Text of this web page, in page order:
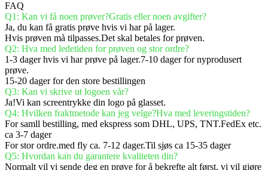
FAQ
Q1: Kan vi få noen prøver?Gratis eller noen avgifter?
Ja, du kan få gratis prøve hvis vi har på lager.
Hvis prøven må tilpasses.Det skal betales for prøven.
Q2: Hva med ledetiden for prøven og stor ordre?
1-3 dager hvis vi har prøve på lager.7-10 dager for nyprodusert
prøve.
15-20 dager for den store bestillingen
Q3: Kan vi skrive ut logoen vår?
Ja!Vi kan screentrykke din logo på glasset.
Q4: Hvilken fraktmetode kan jeg velge?Hva med leveringstiden?
For samll bestilling, med ekspress som DHL, UPS, TNT.FedEx etc.
ca 3-7 dager
For stor ordre.med fly ca. 7-12 dager.Til sjøs ca 15-35 dager
Q5: Hvordan kan du garantere kvaliteten din?
Normalt vil vi sende deg en prøve for å bekrefte alt først, vi vil gjøre